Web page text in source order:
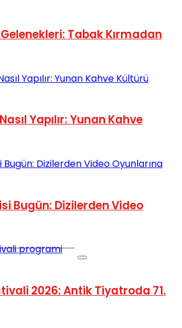
Tabak Kırmadan
Yapılır: Yunan Kahve
Bugün: Dizilerden Video
2026: Antik Tiyatroda 71.